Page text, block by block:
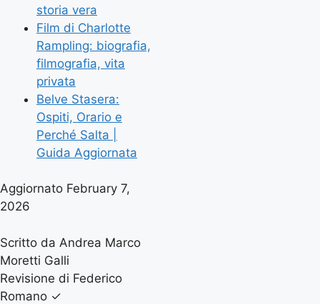
storia vera
Film di Charlotte
Rampling: biografia,
filmografia, vita
privata
Belve Stasera:
Ospiti, Orario e
Perché Salta |
Guida Aggiornata
Aggiornato February 7,
2026
Scritto da Andrea Marco
Moretti Galli
Revisione di Federico
Romano ✓